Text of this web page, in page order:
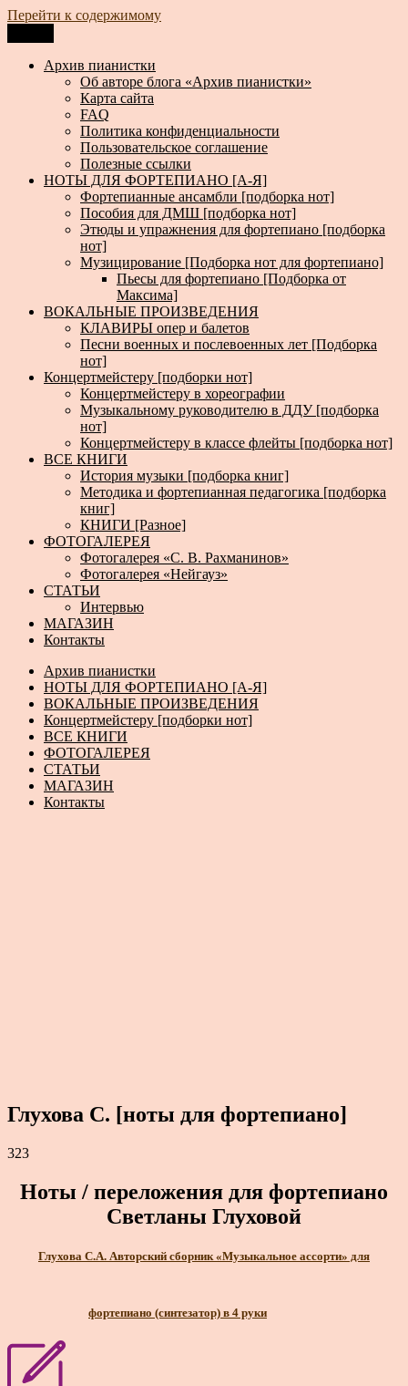
Перейти к содержимому
Архив пианистки
Всё для пианистов: ноты, книги, музыка, статьи…
Архив пианистки
Об авторе блога «Архив пианистки»
Карта сайта
FAQ
Политика конфиденциальности
Пользовательское соглашение
Полезные ссылки
НОТЫ ДЛЯ ФОРТЕПИАНО [А-Я]
Фортепианные ансамбли [подборка нот]
Пособия для ДМШ [подборка нот]
Этюды и упражнения для фортепиано [подборка
нот]
Музицирование [Подборка нот для фортепиано]
Пьесы для фортепиано [Подборка от
Максима]
ВОКАЛЬНЫЕ ПРОИЗВЕДЕНИЯ
КЛАВИРЫ опер и балетов
Песни военных и послевоенных лет [Подборка
нот]
Концертмейстеру [подборки нот]
Концертмейстеру в хореографии
Музыкальному руководителю в ДДУ [подборка
нот]
Концертмейстеру в классе флейты [подборка нот]
ВСЕ КНИГИ
История музыки [подборка книг]
Методика и фортепианная педагогика [подборка
книг]
КНИГИ [Разное]
ФОТОГАЛЕРЕЯ
Фотогалерея «С. В. Рахманинов»
Фотогалерея «Нейгауз»
СТАТЬИ
Интервью
МАГАЗИН
Контакты
Архив пианистки
НОТЫ ДЛЯ ФОРТЕПИАНО [А-Я]
ВОКАЛЬНЫЕ ПРОИЗВЕДЕНИЯ
Концертмейстеру [подборки нот]
ВСЕ КНИГИ
ФОТОГАЛЕРЕЯ
СТАТЬИ
МАГАЗИН
Контакты
Глухова С. [ноты для фортепиано]
323
Ноты / переложения для фортепиано
Светланы Глуховой
Глухова С.А. Авторский сборник «Музыкальное ассорти» для
фортепиано (синтезатор) в 4 руки